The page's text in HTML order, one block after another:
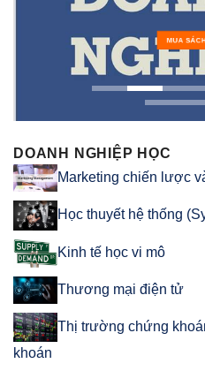
MUA
DOANH NGHIỆP HỌC
Marketing chiến lược
Học thuyết hệ thống
Kinh tế học vi mô
Thương mại điện tử
Thị trường chứng
khoán